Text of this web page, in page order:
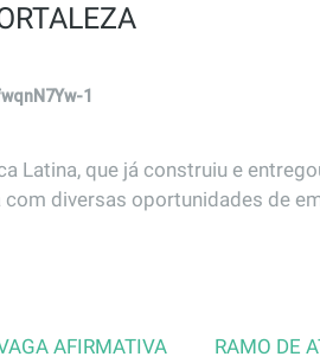
1
Latina, que já construiu e
diversas oportunidades de
AFIRMATIVA RAMO DE